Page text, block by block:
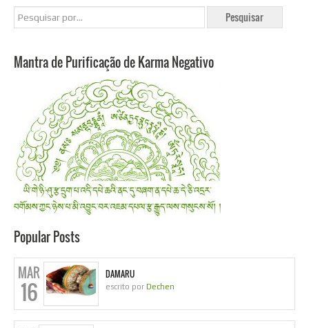
Mantra de Purificação de Karma Negativo
Popular Posts
MAR
16
DAMARU
escrito por Dechen